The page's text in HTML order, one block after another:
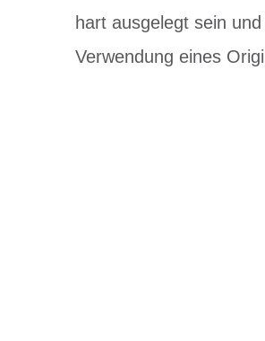
hart ausgelegt sein
Verwendung eines